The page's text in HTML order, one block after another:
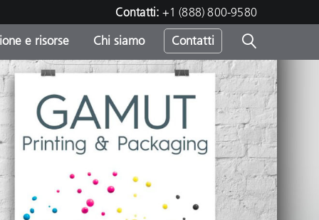
Contatti: +1 (888) 800-9580
e risorse Chi siamo Contatti